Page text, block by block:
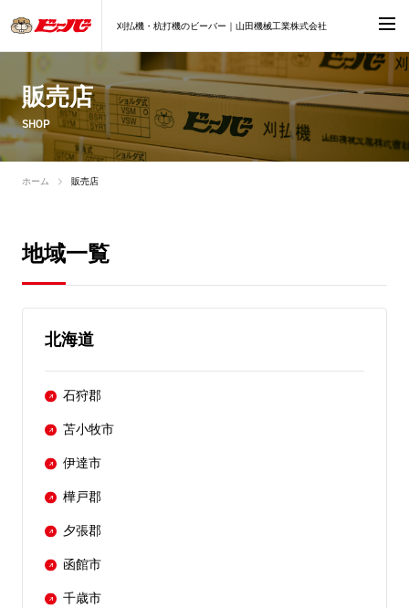
刈払機・杭打機のビーバー｜山田機械工業株式会社
販売店
SHOP
ホーム 販売店
地域一覧
北海道
石狩郡
苫小牧市
伊達市
樺戸郡
夕張郡
函館市
千歳市